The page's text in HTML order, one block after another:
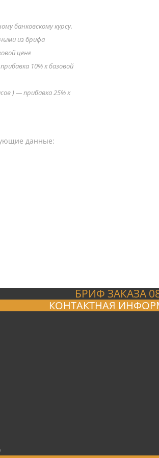
банковскому курсу.
из брифа
цене
10% к базовой
) — прибавка 25% к
данные:
БРИФ ЗАКАЗА
КОНТАКТНАЯ